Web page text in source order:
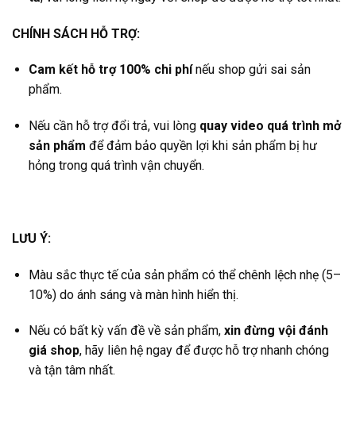
CHÍNH SÁCH HỖ TRỢ:
Cam kết hỗ trợ 100% chi phínếu shop gửi sai sản
phẩm.
Nếu cần hỗ trợ đổi trả, vui lòng quay video quá trình mở
sản phẩm để đảm bảo quyền lợi khi sản phẩm bị hư
hỏng trong quá trình vận chuyển.
LƯU Ý:
Màu sắc thực tế của sản phẩm có thể chênh lệch nhẹ (5–
10%) do ánh sáng và màn hình hiển thị.
Nếu có bất kỳ vấn đề về sản phẩm, xin đừng vội đánh
giá shop, hãy liên hệ ngay để được hỗ trợ nhanh chóng
và tận tâm nhất.